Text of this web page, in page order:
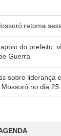
retoma
do prefeito,
Guerra
sobre liderança e
no dia 25